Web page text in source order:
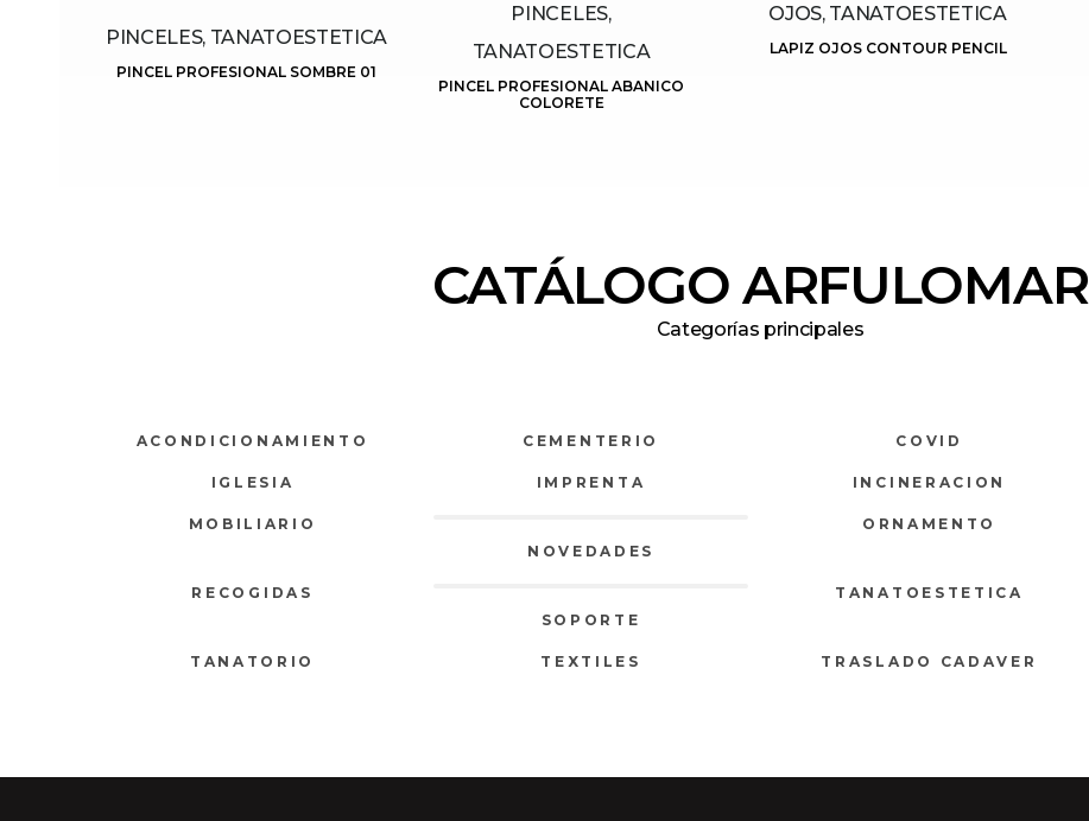
PINCELES, TANATOESTETICA
PINCEL PROFESIONAL SOMBRE 01
PINCELES,
TANATOESTETICA
PINCEL PROFESIONAL ABANICO
COLORETE
OJOS, TANATOESTETICA
LAPIZ OJOS CONTOUR PENCIL
CATÁLOGO ARFULOMAR
Categorías principales
ACONDICIONAMIENTO CEMENTERIO COVID
IGLESIA IMPRENTA INCINERACION
MOBILIARIO
NOVEDADES
ORNAMENTO
RECOGIDAS
SOPORTE
TANATOESTETICA
TANATORIO TEXTILES TRASLADO CADAVER